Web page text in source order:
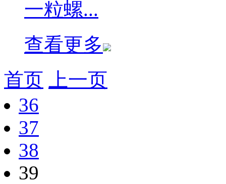
一粒螺...
查看更多
首页
上一页
36
37
38
39